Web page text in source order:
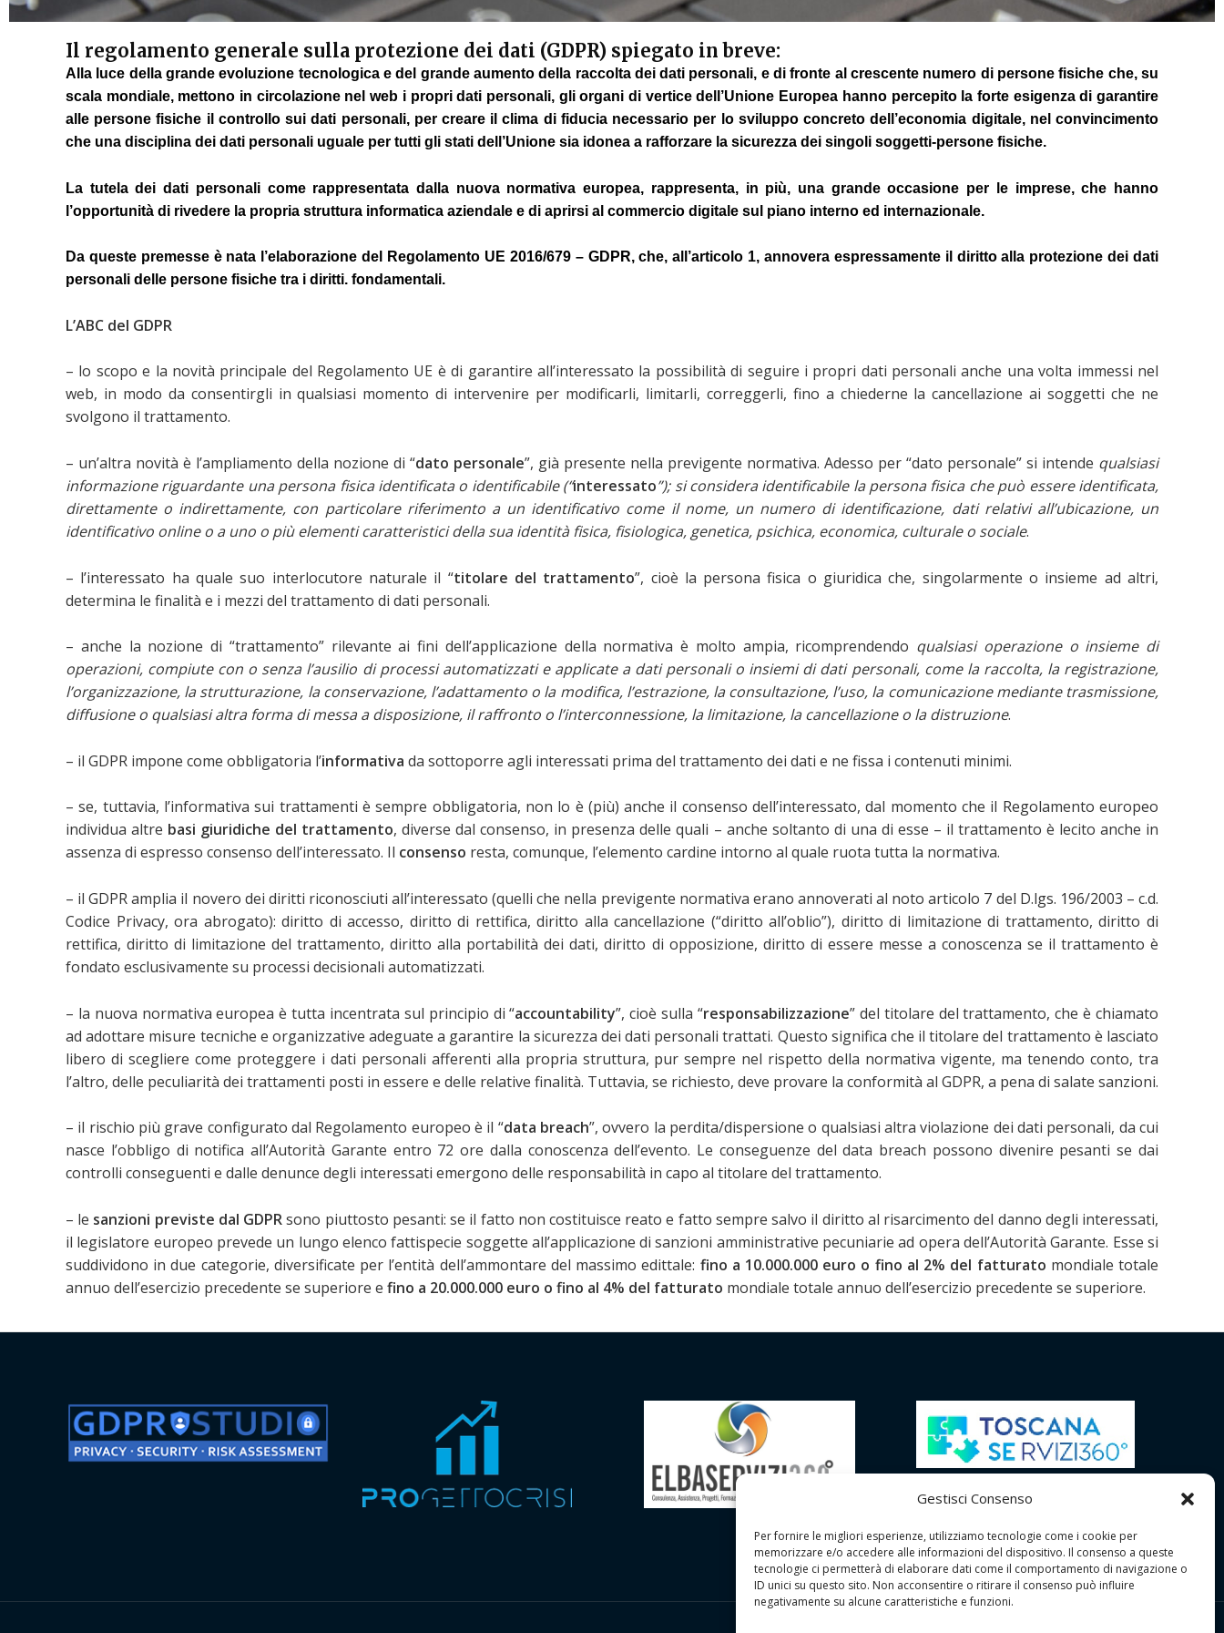
Gestisci Consenso
Per fornire le migliori esperienze, utilizziamo tecnologie come i cookie per
memorizzare e/o accedere alle informazioni del dispositivo. Il consenso a queste
tecnologie ci permetterà di elaborare dati come il comportamento di navigazione o
ID unici su questo sito. Non acconsentire o ritirare il consenso può influire
negativamente su alcune caratteristiche e funzioni.
Il regolamento generale sulla protezione dei dati (GDPR) spiegato in breve:
Alla luce della grande evoluzione tecnologica e del grande aumento della raccolta dei dati personali, e di fronte al crescente numero di persone fisiche che, su
scala mondiale, mettono in circolazione nel web i propri dati personali, gli organi di vertice dell’Unione Europea hanno percepito la forte esigenza di garantire
alle persone fisiche il controllo sui dati personali, per creare il clima di fiducia necessario per lo sviluppo concreto dell’economia digitale, nel convincimento
che una disciplina dei dati personali uguale per tutti gli stati dell’Unione sia idonea a rafforzare la sicurezza dei singoli soggetti-persone fisiche.
La tutela dei dati personali come rappresentata dalla nuova normativa europea, rappresenta, in più, una grande occasione per le imprese, che hanno
l’opportunità di rivedere la propria struttura informatica aziendale e di aprirsi al commercio digitale sul piano interno ed internazionale.
Da queste premesse è nata l’elaborazione del Regolamento UE 2016/679 – GDPR, che, all’articolo 1, annovera espressamente il diritto alla protezione dei dati
personali delle persone fisiche tra i diritti. fondamentali.
L’ABC del GDPR
– lo scopo e la novità principale del Regolamento UE è di garantire all’interessato la possibilità di seguire i propri dati personali anche una volta immessi nel
web, in modo da consentirgli in qualsiasi momento di intervenire per modificarli, limitarli, correggerli, fino a chiederne la cancellazione ai soggetti che ne
svolgono il trattamento.
– un’altra novità è l’ampliamento della nozione di “dato personale”, già presente nella previgente normativa. Adesso per “dato personale” si intende qualsiasi
informazione riguardante una persona fisica identificata o identificabile (“interessato”); si considera identificabile la persona fisica che può essere identificata,
direttamente o indirettamente, con particolare riferimento a un identificativo come il nome, un numero di identificazione, dati relativi all’ubicazione, un
identificativo online o a uno o più elementi caratteristici della sua identità fisica, fisiologica, genetica, psichica, economica, culturale o sociale.
– l’interessato ha quale suo interlocutore naturale il “titolare del trattamento”, cioè la persona fisica o giuridica che, singolarmente o insieme ad altri,
determina le finalità e i mezzi del trattamento di dati personali.
– anche la nozione di “trattamento” rilevante ai fini dell’applicazione della normativa è molto ampia, ricomprendendo qualsiasi operazione o insieme di
operazioni, compiute con o senza l’ausilio di processi automatizzati e applicate a dati personali o insiemi di dati personali, come la raccolta, la registrazione,
l’organizzazione, la strutturazione, la conservazione, l’adattamento o la modifica, l’estrazione, la consultazione, l’uso, la comunicazione mediante trasmissione,
diffusione o qualsiasi altra forma di messa a disposizione, il raffronto o l’interconnessione, la limitazione, la cancellazione o la distruzione.
– il GDPR impone come obbligatoria l’informativa da sottoporre agli interessati prima del trattamento dei dati e ne fissa i contenuti minimi.
– se, tuttavia, l’informativa sui trattamenti è sempre obbligatoria, non lo è (più) anche il consenso dell’interessato, dal momento che il Regolamento europeo
individua altre basi giuridiche del trattamento, diverse dal consenso, in presenza delle quali – anche soltanto di una di esse – il trattamento è lecito anche in
assenza di espresso consenso dell’interessato. Il consenso resta, comunque, l’elemento cardine intorno al quale ruota tutta la normativa.
– il GDPR amplia il novero dei diritti riconosciuti all’interessato (quelli che nella previgente normativa erano annoverati al noto articolo 7 del D.lgs. 196/2003 – c.d.
Codice Privacy, ora abrogato): diritto di accesso, diritto di rettifica, diritto alla cancellazione (“diritto all’oblio”), diritto di limitazione di trattamento, diritto di
rettifica, diritto di limitazione del trattamento, diritto alla portabilità dei dati, diritto di opposizione, diritto di essere messe a conoscenza se il trattamento è
fondato esclusivamente su processi decisionali automatizzati.
– la nuova normativa europea è tutta incentrata sul principio di “accountability”, cioè sulla “responsabilizzazione” del titolare del trattamento, che è chiamato
ad adottare misure tecniche e organizzative adeguate a garantire la sicurezza dei dati personali trattati. Questo significa che il titolare del trattamento è lasciato
libero di scegliere come proteggere i dati personali afferenti alla propria struttura, pur sempre nel rispetto della normativa vigente, ma tenendo conto, tra
l’altro, delle peculiarità dei trattamenti posti in essere e delle relative finalità. Tuttavia, se richiesto, deve provare la conformità al GDPR, a pena di salate sanzioni.
– il rischio più grave configurato dal Regolamento europeo è il “data breach”, ovvero la perdita/dispersione o qualsiasi altra violazione dei dati personali, da cui
nasce l’obbligo di notifica all’Autorità Garante entro 72 ore dalla conoscenza dell’evento. Le conseguenze del data breach possono divenire pesanti se dai
controlli conseguenti e dalle denunce degli interessati emergono delle responsabilità in capo al titolare del trattamento.
– le sanzioni previste dal GDPRsono piuttosto pesanti: se il fatto non costituisce reato e fatto sempre salvo il diritto al risarcimento del danno degli interessati,
il legislatore europeo prevede un lungo elenco fattispecie soggette all’applicazione di sanzioni amministrative pecuniarie ad opera dell’Autorità Garante. Esse si
suddividono in due categorie, diversificate per l’entità dell’ammontare del massimo edittale: fino a 10.000.000 euro o fino al 2% del fatturato mondiale totale
annuo dell’esercizio precedente se superiore e fino a 20.000.000 euro o fino al 4% del fatturato mondiale totale annuo dell’esercizio precedente se superiore.